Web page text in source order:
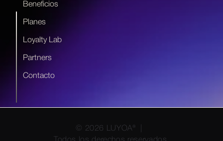
Beneficios
Planes
Loyalty Lab
Partners
Contacto
© 2026 LUYOA®  |